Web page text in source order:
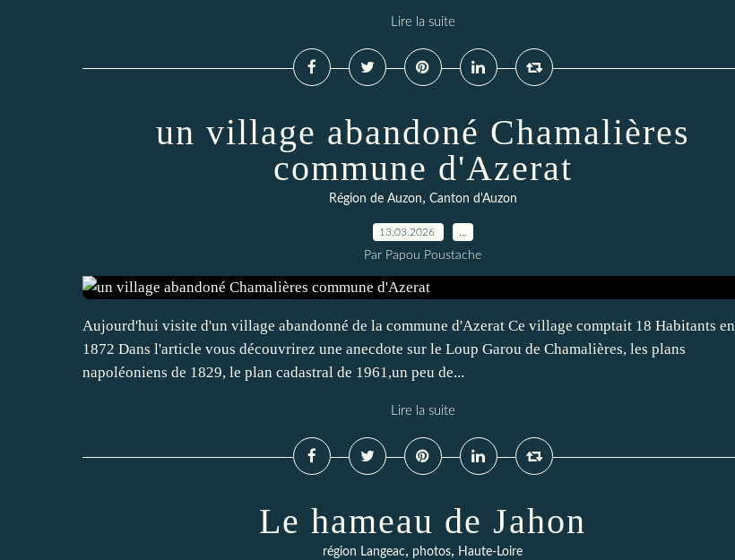
Lire la suite
un village abandoné Chamalières
commune d'Azerat
Région de Auzon, Canton d'Auzon
13.03.2026
Par Papou Poustache
Aujourd'hui visite d'un village abandonné de la commune d'Azerat Ce village comptait 18 Habitants en
1872 Dans l'article vous découvrirez une anecdote sur le Loup Garou de Chamalières, les plans
napoléoniens de 1829, le plan cadastral de 1961,un peu de...
Lire la suite
Le hameau de Jahon
région Langeac, photos, Haute-Loire